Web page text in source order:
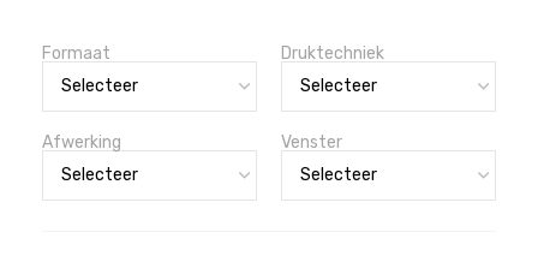
Formaat Druktechniek
Afwerking Venster